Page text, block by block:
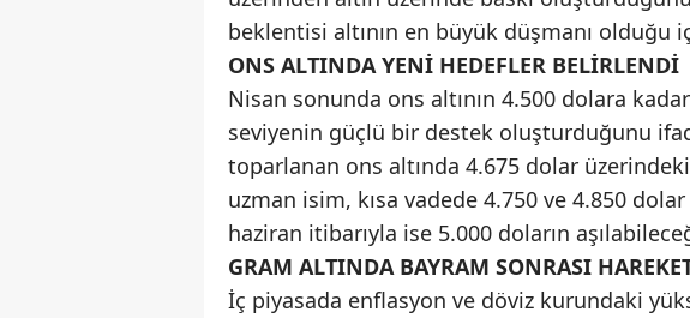
beklentisi altının en büyük düşmanı olduğu
ONS ALTINDA YENİ HEDEFLER BELİRLENDİ
Nisan sonunda ons altının 4.500 dolara
seviyenin güçlü bir destek oluşturduğunu
toparlanan ons altında 4.675 dolar
uzman isim, kısa vadede 4.750 ve 4.850
haziran itibarıyla ise 5.000 doların
GRAM ALTINDA BAYRAM SONRASI
İç piyasada enflasyon ve döviz kurundaki